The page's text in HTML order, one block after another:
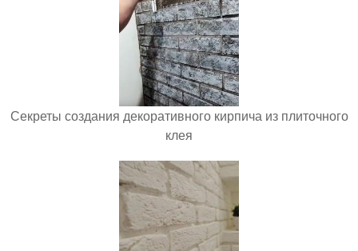
Секреты создания декоративного кирпича из плиточного
клея